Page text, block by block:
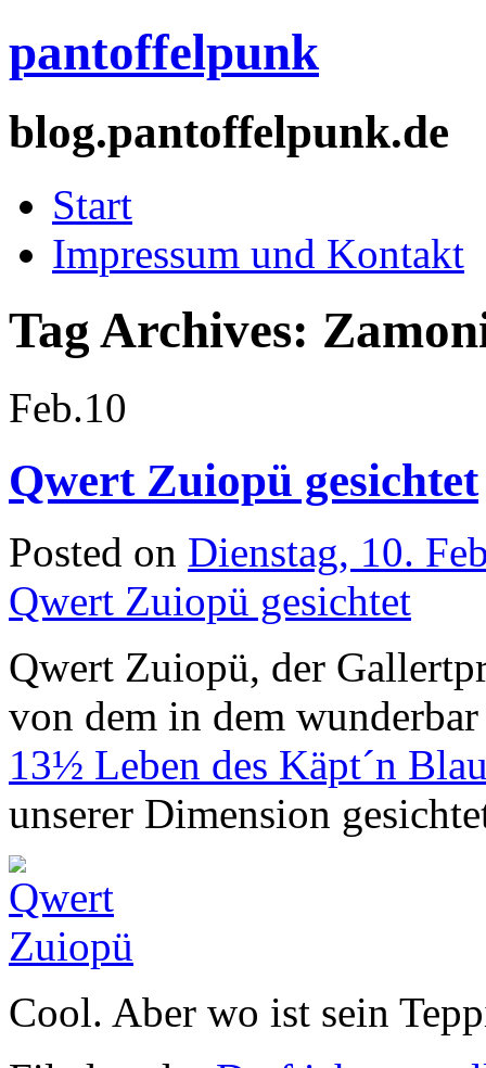
pantoffelpunk
blog.pantoffelpunk.de
Start
Impressum und Kontakt
Tag Archives:
Feb.10
Qwert Zuiopü gesichtet
Posted on Dienstag, 10.
Qwert Zuiopü gesichtet
Qwert Zuiopü, der
von dem in dem
13½ Leben des Käpt´n
unserer Dimension
Cool. Aber wo ist sein